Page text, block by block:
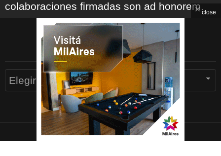
colaboraciones firmadas son ad honorem.
ARCHIVOS
© 2026 Devoto Magazine
close